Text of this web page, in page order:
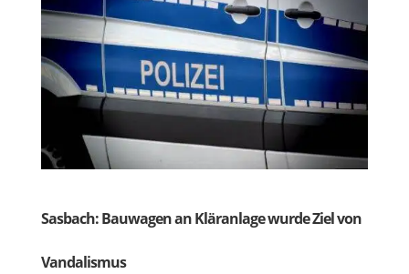
Sasbach: Bauwagen an Kläranlage wurde Ziel von
Vandalismus